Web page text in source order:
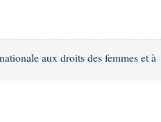
aux droits des femmes et à